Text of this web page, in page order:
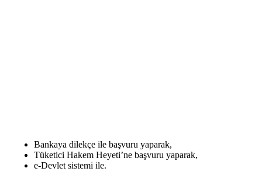
Bankaya dilekçe ile başvuru yaparak,
Tüketici Hakem Heyeti’ne başvuru yaparak,
e-Devlet sistemi ile.